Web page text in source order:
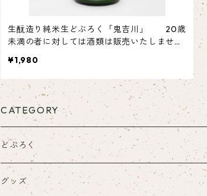
生酛造り純米生どぶろく「鬼吉川」 20歳
未満の者に対しては酒類は販売いたしませ
¥1,980
CATEGORY
どぶろく
グッズ